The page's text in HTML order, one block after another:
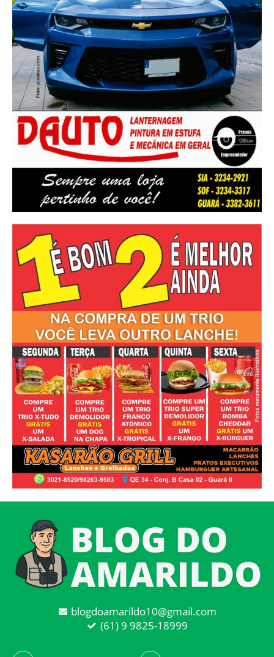
blogdoamarildo10@gmail.com
(61) 9 9825-18999